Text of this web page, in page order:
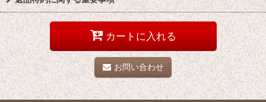
カートに入れる
お問い合わせ